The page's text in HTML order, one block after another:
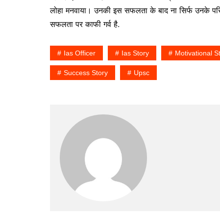
लोहा मनवाया। उनकी इस सफलता के बाद ना सिर्फ उनके
सफलता पर काफी गर्व है.
Ias Officer Ias Story Motivational
Success Story Upsc